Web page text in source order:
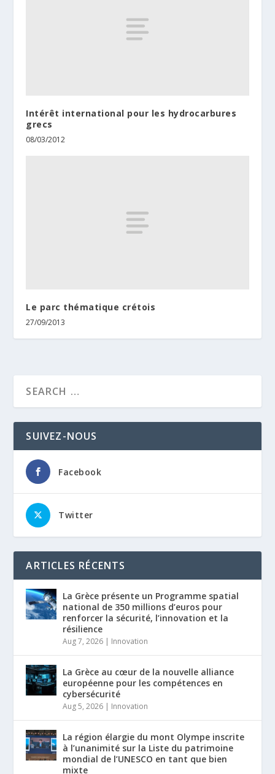
Intérêt international pour les hydrocarbures
grecs
08/03/2012
Le parc thématique crétois
27/09/2013
SUIVEZ-NOUS
Facebook
Twitter
ARTICLES RÉCENTS
La Grèce présente un Programme spatial
national de 350 millions d’euros pour
renforcer la sécurité, l’innovation et la
résilience
Aug 7, 2026 | Innovation
La Grèce au cœur de la nouvelle alliance
européenne pour les compétences en
cybersécurité
Aug 5, 2026 | Innovation
La région élargie du mont Olympe inscrite
à l’unanimité sur la Liste du patrimoine
mondial de l’UNESCO en tant que bien
mixte